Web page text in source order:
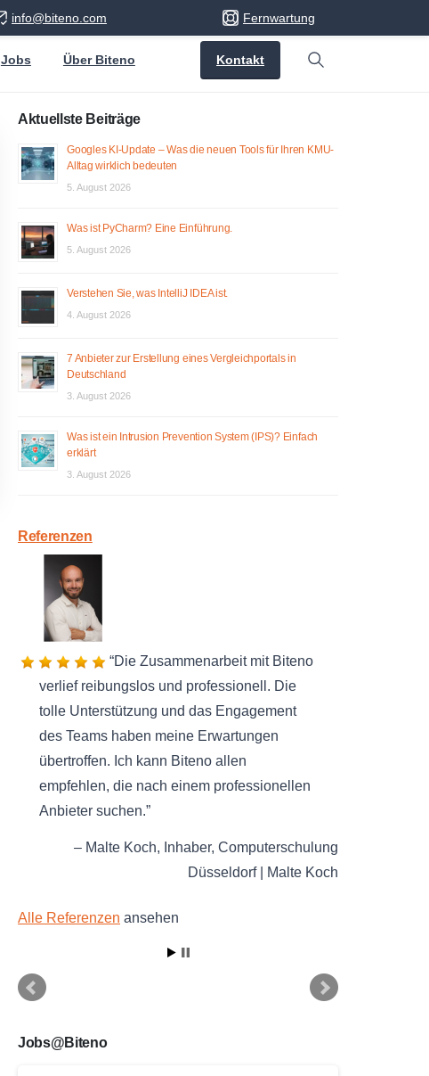
info@biteno.com Fernwartung
Jobs Über Biteno Kontakt
Search
Aktuellste Beiträge
Googles KI-Update – Was die neuen Tools für Ihren KMU-
Alltag wirklich bedeuten
5. August 2026
Was ist PyCharm? Eine Einführung.
5. August 2026
Verstehen Sie, was IntelliJ IDEA ist.
4. August 2026
7 Anbieter zur Erstellung eines Vergleichportals in
Deutschland
3. August 2026
Was ist ein Intrusion Prevention System (IPS)? Einfach
erklärt
3. August 2026
Referenzen
Die Zusammenarbeit mit Biteno
verlief reibungslos und professionell. Die
tolle Unterstützung und das Engagement
des Teams haben meine Erwartungen
übertroffen. Ich kann Biteno allen
empfehlen, die nach einem professionellen
Anbieter suchen.
Malte Koch Inhaber Computerschulung
Düsseldorf | Malte Koch
Alle Referenzen ansehen
Jobs@Biteno